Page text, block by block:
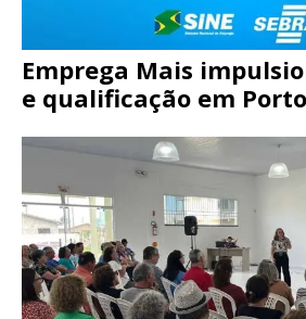
Emprega Mais
e qualificação em